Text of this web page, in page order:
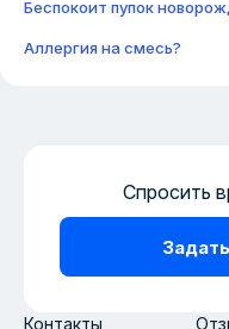
Беспокоит пупок
Аллергия на смесь?
Контакты
Спросить